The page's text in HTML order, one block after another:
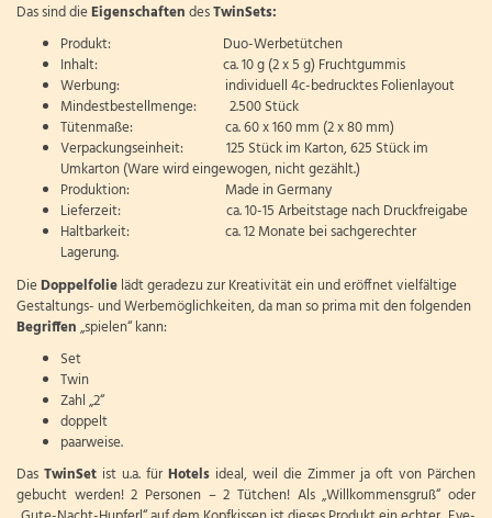
Das sind dieEigenschaftendesTwinSets:
Produkt: Duo-Werbetütchen
Inhalt: ca. 10 g (2 x 5 g) Fruchtgummis
Werbung: individuell 4c-bedrucktes Folienlayout
Mindestbestellmenge: 2.500 Stück
Tütenmaße: ca. 60 x 160 mm (2 x 80 mm)
Verpackungseinheit: 125 Stück im Karton, 625 Stück im
Umkarton (Ware wird eingewogen, nicht gezählt.)
Produktion: Made in Germany
Lieferzeit: ca. 10-15 Arbeitstage nach Druckfreigabe
Haltbarkeit: ca. 12 Monate bei sachgerechter
Lagerung.
DieDoppelfolielädt geradezu zur Kreativität ein und eröffnet vielfältige
Gestaltungs- und Werbemöglichkeiten, da man so prima mit den folgenden
Begriffen„spielen“ kann:
Set
Twin
Zahl „2“
doppelt
paarweise.
Das TwinSet ist u.a. für Hotels ideal, weil die Zimmer ja oft von Pärchen
gebucht werden! 2 Personen – 2 Tütchen! Als „Willkommensgruß“ oder